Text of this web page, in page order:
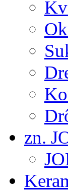
zn.